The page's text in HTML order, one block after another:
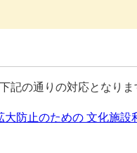
記の通りの対応となりま
防止のための 文化施設